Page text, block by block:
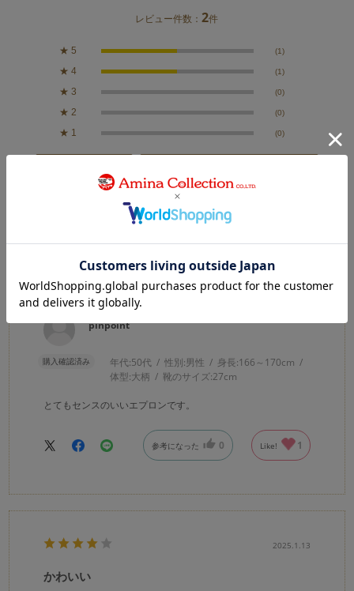
レビュー件数：2件
★ 5 (1)
★ 4 (1)
★ 3 (0)
★ 2 (0)
★ 1 (0)
丁寧な梱包といい商品
カラー：YELLOW
pinpoint
購入確認済み 年代:50代 性別:男性 身長:166～170cm
体型:大柄 靴のサイズ:27cm
とてもセンスのいいエプロンです。
参考になった 0 Like! 1
2025.1.13
かわいい